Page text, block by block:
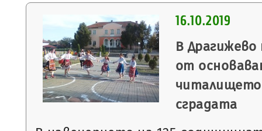
16.10.2019
В
от
читалището
сградата